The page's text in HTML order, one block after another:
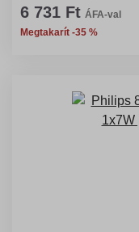
6 731 Ft ÁFA-val
Megtakarít -35 %